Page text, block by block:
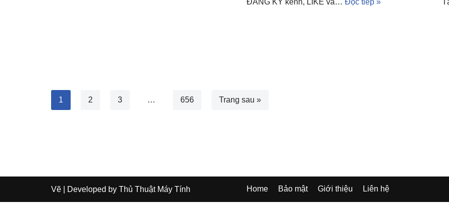
1 2 3 … 656 Trang sau »
Vẽ | Developed by Thủ Thuật Máy Tính Home Bảo mật Giới thiệu Liên hệ